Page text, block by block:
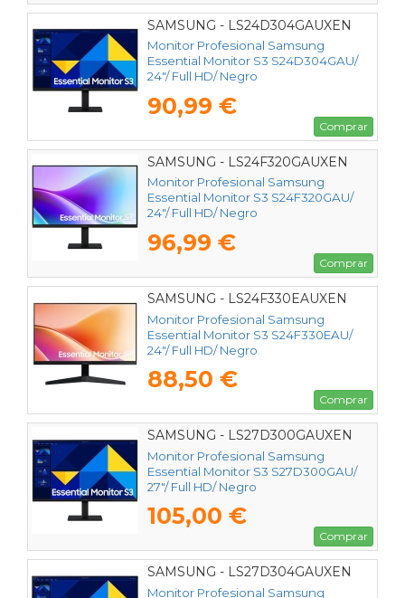
SAMSUNG - LS24D304GAUXEN
Monitor Profesional Samsung
Essential Monitor S3 S24D304GAU/
24"/ Full HD/ Negro
90,99 €
Comprar
SAMSUNG - LS24F320GAUXEN
Monitor Profesional Samsung
Essential Monitor S3 S24F320GAU/
24"/ Full HD/ Negro
96,99 €
Comprar
SAMSUNG - LS24F330EAUXEN
Monitor Profesional Samsung
Essential Monitor S3 S24F330EAU/
24"/ Full HD/ Negro
88,50 €
Comprar
SAMSUNG - LS27D300GAUXEN
Monitor Profesional Samsung
Essential Monitor S3 S27D300GAU/
27"/ Full HD/ Negro
105,00 €
Comprar
SAMSUNG - LS27D304GAUXEN
Monitor Profesional Samsung